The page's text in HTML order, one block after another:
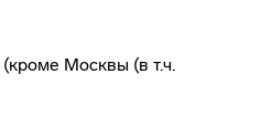
Москвы (в т.ч.